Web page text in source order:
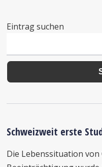
Eintrag suchen
Schweizweit erste
Die Lebenssituation